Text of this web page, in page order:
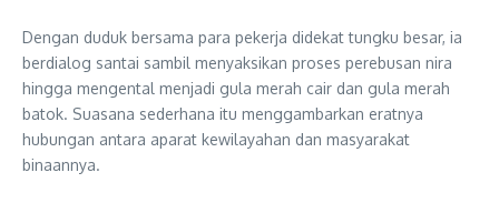
Dengan duduk bersama para pekerja didekat tungku besar, ia
berdialog santai sambil menyaksikan proses perebusan nira
hingga mengental menjadi gula merah cair dan gula merah
batok. Suasana sederhana itu menggambarkan eratnya
hubungan antara aparat kewilayahan dan masyarakat
binaannya.